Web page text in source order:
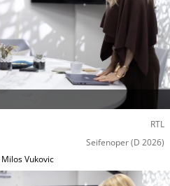
RTL
Seifenoper(D 2026)
Milos Vukovic